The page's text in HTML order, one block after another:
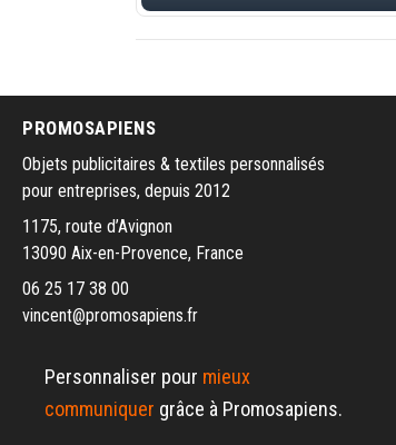
PROMOSAPIENS
Objets publicitaires & textiles personnalisés
pour entreprises, depuis 2012
1175, route d’Avignon
13090 Aix-en-Provence, France
06 25 17 38 00
vincent@promosapiens.fr
Personnaliser pour mieux
communiquer grâce à Promosapiens.